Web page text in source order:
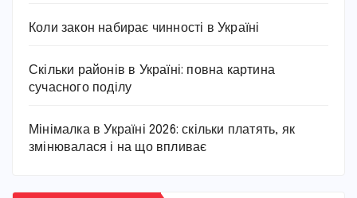
Коли закон набирає чинності в Україні
Скільки районів в Україні: повна картина
сучасного поділу
Мінімалка в Україні 2026: скільки платять, як
змінювалася і на що впливає